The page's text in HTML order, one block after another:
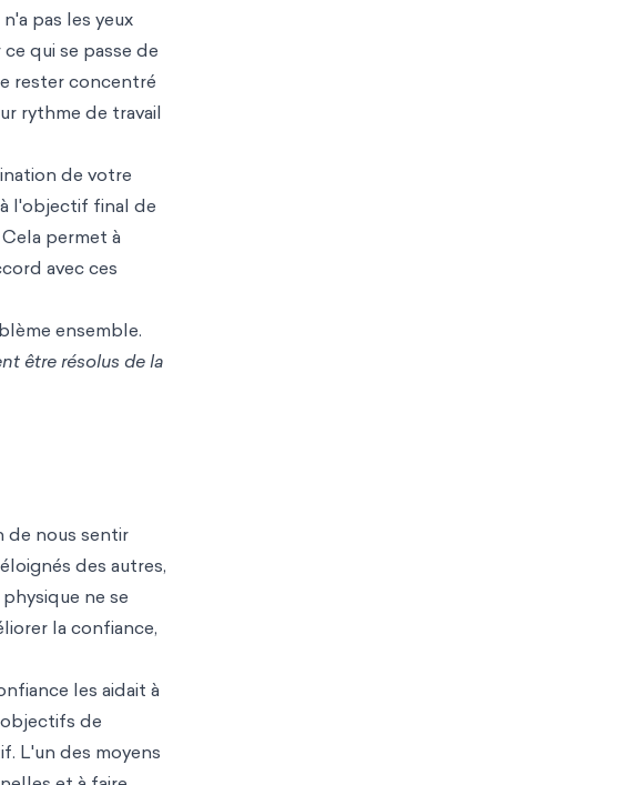
pas les yeux
qui se passe de
rester concentré
rythme de travail
de votre
l'objectif final de
permet à
avec ces
ensemble.
être résolus de la
de nous sentir
des autres,
ne se
la confiance,
les aidait à
ctifs de
L'un des moyens